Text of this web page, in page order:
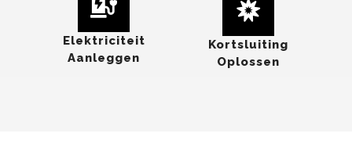
Elektriciteit
Aanleggen
Kortsluiting
Oplossen